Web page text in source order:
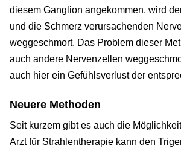
diesem Ganglion angekommen, wird
und die Schmerz verursachenden
weggeschmort. Das Problem dieser
auch andere Nervenzellen
auch hier ein Gefühlsverlust der
Neuere Methoden
Seit kurzem gibt es auch die
Arzt für Strahlentherapie kann den